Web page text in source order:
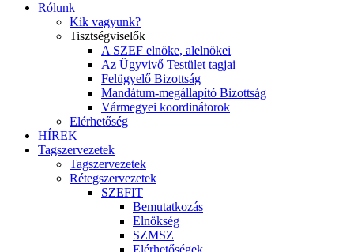
Rólunk
Kik vagyunk?
Tisztségviselők
A SZEF elnöke, alelnökei
Az Ügyvivő Testület tagjai
Felügyelő Bizottság
Mandátum-megállapító Bizottság
Vármegyei koordinátorok
Elérhetőség
HÍREK
Tagszervezetek
Tagszervezetek
Rétegszervezetek
SZEFIT
Bemutatkozás
Elnökség
SZMSZ